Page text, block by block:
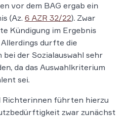
vor dem BAG ergab ein
(Az. 6 AZR 32/22). Zwar
Kündigung im Ergebnis
durfte die
der Sozialauswahl sehr
da das Auswahlkriterium
sei.
führten hierzu
zwar zunächst